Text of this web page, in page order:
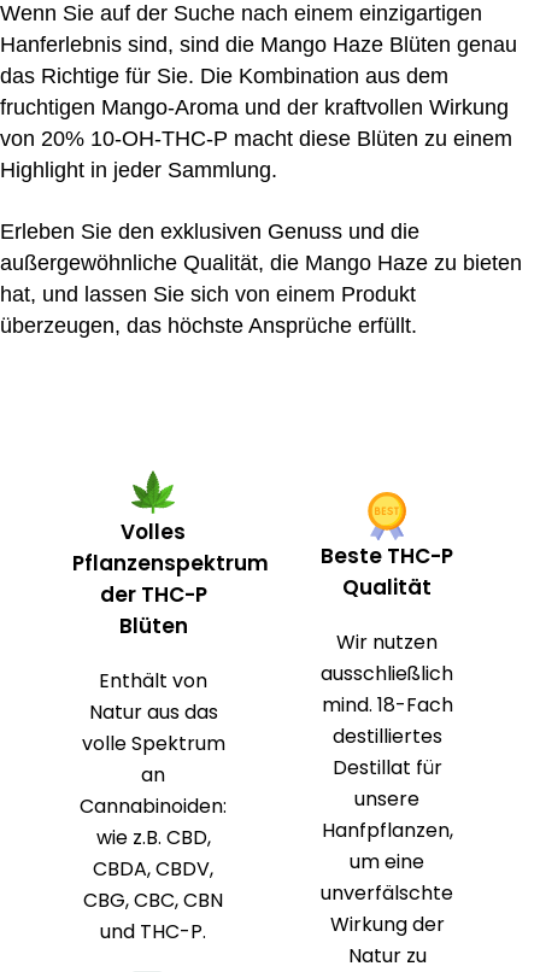
Wenn Sie auf der Suche nach einem einzigartigen
Hanferlebnis sind, sind die Mango Haze Blüten genau
das Richtige für Sie. Die Kombination aus dem
fruchtigen Mango-Aroma und der kraftvollen Wirkung
von 20% 10-OH-THC-P macht diese Blüten zu einem
Highlight in jeder Sammlung.
Erleben Sie den exklusiven Genuss und die
außergewöhnliche Qualität, die Mango Haze zu bieten
hat, und lassen Sie sich von einem Produkt
überzeugen, das höchste Ansprüche erfüllt.
Volles
Pflanzenspektrum
der THC-P
Blüten
Enthält von
Natur aus das
volle Spektrum
an
Cannabinoiden:
wie z.B. CBD,
CBDA, CBDV,
CBG, CBC, CBN
und THC-P.
Beste THC-P
Qualität
Wir nutzen
ausschließlich
mind. 18-Fach
destilliertes
Destillat für
unsere
Hanfpflanzen,
um eine
unverfälschte
Wirkung der
Natur zu